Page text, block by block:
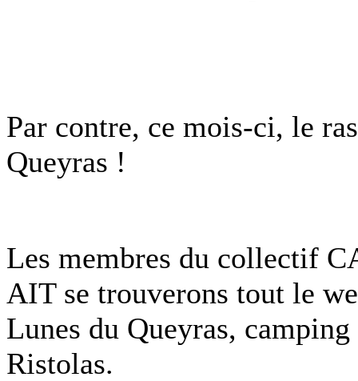
Par contre, ce mois-ci, le
Queyras !
Les membres du collectif
AIT se trouverons tout le
Lunes du Queyras,
Ristolas.